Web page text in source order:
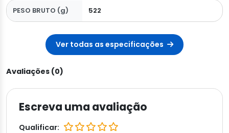
PESO BRUTO (g) 522
Ver todas as especificações
Avaliações (0)
Escreva uma avaliação
Qualificar: